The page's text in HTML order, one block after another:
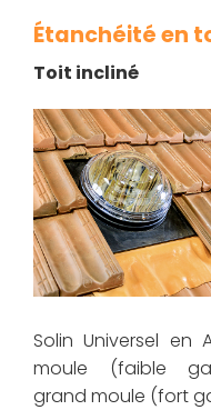
Étanchéité en
Toit incliné
Solin Universel
moule (faible
grand moule (fort